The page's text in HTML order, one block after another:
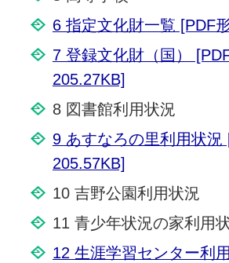
6 指定文化財一覧 [PDF
7 登録文化財（国）
205.27KB]
8 図書館利用状況
9 あすなろの里利用状況
205.57KB]
10 吉野公園利用状況
11 青少年状況の家利用
12 生涯学習センター利